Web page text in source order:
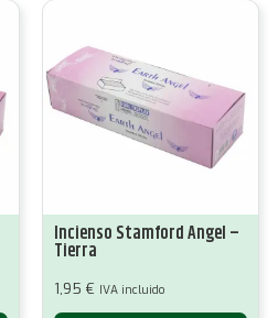
Incienso Stamford Angel –
Tierra
1,95 € IVA incluido